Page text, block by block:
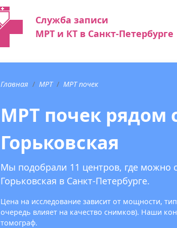
Служба записи
МРТ и КТ в Санкт-Петербурге
Главная МРТ МРТ почек
МРТ почек рядом
Горьковская
Мы подобрали 11 центров, где можно
Горьковская в Санкт-Петербурге.
Цена на исследование зависит от мощности,
очередь влияет на качество снимков). Наши
томограф.